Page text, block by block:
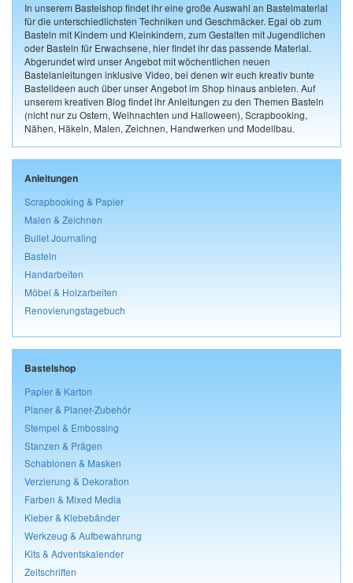
In unserem Bastelshop findet ihr eine große Auswahl an Bastelmaterial
für die unterschiedlichsten Techniken und Geschmäcker. Egal ob zum
Basteln mit Kindern und Kleinkindern, zum Gestalten mit Jugendlichen
oder Basteln für Erwachsene, hier findet ihr das passende Material.
Abgerundet wird unser Angebot mit wöchentlichen neuen
Bastelanleitungen inklusive Video, bei denen wir euch kreativ bunte
Bastelideen auch über unser Angebot im Shop hinaus anbieten. Auf
unserem kreativen Blog findet ihr Anleitungen zu den Themen Basteln
(nicht nur zu Ostern, Weihnachten und Halloween), Scrapbooking,
Nähen, Häkeln, Malen, Zeichnen, Handwerken und Modellbau.
Anleitungen
Scrapbooking & Papier
Malen & Zeichnen
Bullet Journaling
Basteln
Handarbeiten
Möbel & Holzarbeiten
Renovierungstagebuch
Bastelshop
Papier & Karton
Planer & Planer-Zubehör
Stempel & Embossing
Stanzen & Prägen
Schablonen & Masken
Verzierung & Dekoration
Farben & Mixed Media
Kleber & Klebebänder
Werkzeug & Aufbewahrung
Kits & Adventskalender
Zeitschriften